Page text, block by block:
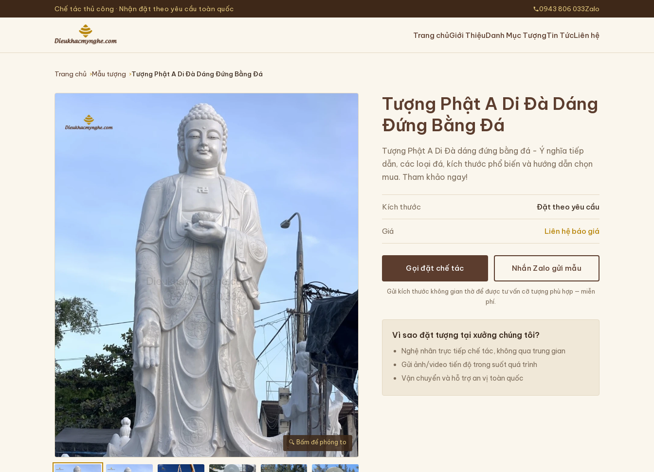
Chế tác thủ công · Nhận đặt theo yêu cầu toàn quốc 0943 806 033Zalo
Trang chủGiới ThiệuDanh Mục TượngTin TứcLiên hệ
Trang chủ Mẫu tượng Tượng Phật A Di Đà Dáng Đứng Bằng Đá
🔍 Bấm để phóng to
Tượng Phật A Di Đà Dáng
Đứng Bằng Đá
Tượng Phật A Di Đà dáng đứng bằng đá - Ý nghĩa tiếp
dẫn, các loại đá, kích thước phổ biến và hướng dẫn chọn
mua. Tham khảo ngay!
Kích thước Đặt theo yêu cầu
Giá Liên hệ báo giá
Gọi đặt chế tác Nhắn Zalo gửi mẫu
Gửi kích thước không gian thờ để được tư vấn cỡ tượng phù hợp — miễn
phí.
Vì sao đặt tượng tại xưởng chúng tôi?
Nghệ nhân trực tiếp chế tác, không qua trung gian
Gửi ảnh/video tiến độ trong suốt quá trình
Vận chuyển và hỗ trợ an vị toàn quốc